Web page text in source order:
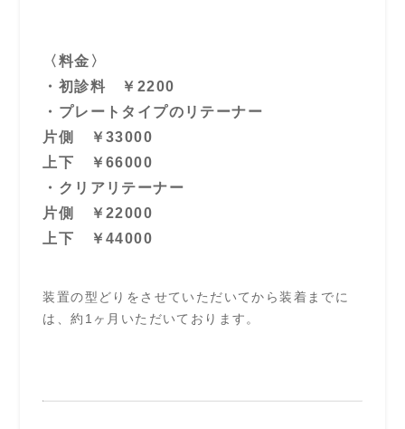
〈料金〉
・初診料 ￥2200
・プレートタイプのリテーナー
片側 ￥33000
上下 ￥66000
・クリアリテーナー
片側 ￥22000
上下 ￥44000
装置の型どりをさせていただいてから装着までに
は、約1ヶ月いただいております。